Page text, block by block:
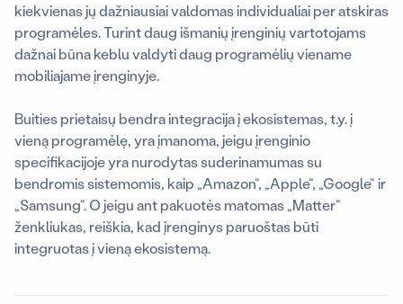
kiekvienas jų dažniausiai valdomas individualiai per atskiras
programėles. Turint daug išmanių įrenginių vartotojams
dažnai būna keblu valdyti daug programėlių viename
mobiliajame įrenginyje.
Buities prietaisų bendra integracija į ekosistemas, t.y. į
vieną programėlę, yra įmanoma, jeigu įrenginio
specifikacijoje yra nurodytas suderinamumas su
bendromis sistemomis, kaip „Amazon“, „Apple“, „Google“ ir
„Samsung“. O jeigu ant pakuotės matomas „Matter“
ženkliukas, reiškia, kad įrenginys paruoštas būti
integruotas į vieną ekosistemą.